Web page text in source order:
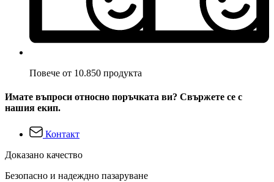
Повече от 10.850 продукта
Имате въпроси относно поръчката ви? Свържете се с
нашия екип.
Контакт
Доказано качество
Безопасно и надеждно пазаруване